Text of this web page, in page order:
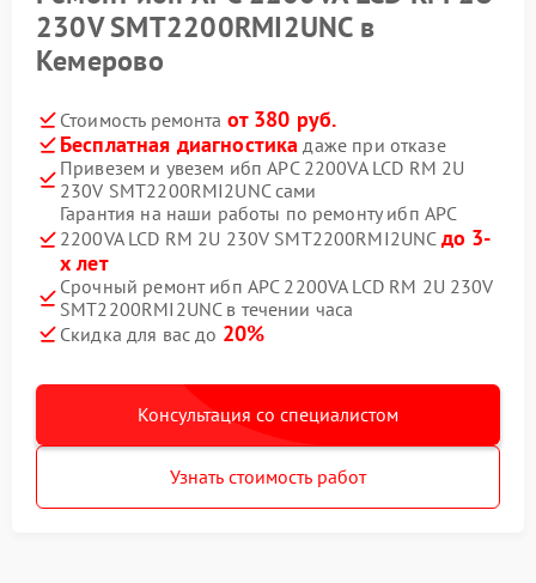
230V SMT2200RMI2UNC в
Кемерово
Стоимость ремонта от 380 руб.
Бесплатная диагностика даже при отказе
Привезем и увезем ибп APC 2200VA LCD RM 2U
230V SMT2200RMI2UNC сами
Гарантия на наши работы по ремонту ибп APC
2200VA LCD RM 2U 230V SMT2200RMI2UNC до 3-
х лет
Срочный ремонт ибп APC 2200VA LCD RM 2U 230V
SMT2200RMI2UNC в течении часа
Скидка для вас до 20%
Консультация со специалистом
Узнать стоимость работ